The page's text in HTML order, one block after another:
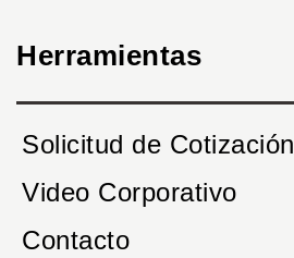
Herramientas
Solicitud de Cotización
Video Corporativo
Contacto